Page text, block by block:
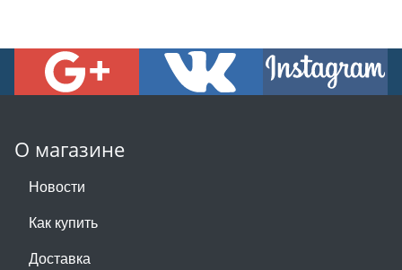
О магазине
Новости
Как купить
Доставка